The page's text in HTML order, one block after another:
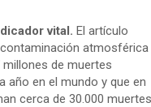
vital. El artículo
atmosférica
de muertes
año en el mundo y que en
cerca de 30.000 muertes